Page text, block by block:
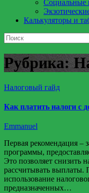
Социальные
Калькуляторы и
Рубрика:
Налоговый гайд
Как платить налоги с
Emmanuel
Первая рекомендация –
программы,
Это позволяет снизить
рассчитывать выплаты.
использование
предназначенных…